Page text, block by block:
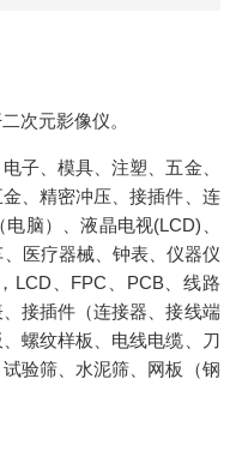
次元影像仪。
子、模具、注塑、五金、
、精密冲压、接插件、连
脑）、液晶电视(LCD)、
医疗器械、钟表、仪器仪
LCD、FPC、PCB、线路
接插件（连接器、接线端
螺纹样板、电线电缆、刀
验筛、水泥筛、网板（钢